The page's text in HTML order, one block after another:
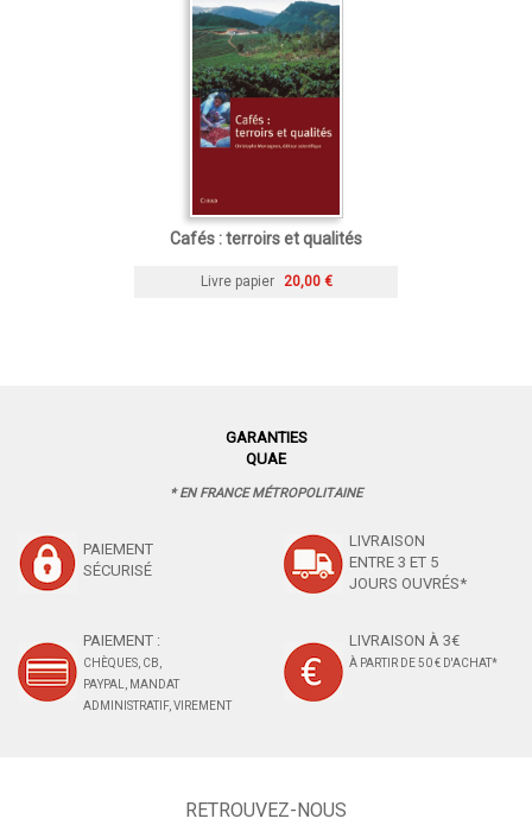
Cafés : terroirs et qualités
Livre papier 20,00 €
GARANTIES
QUAE
* EN FRANCE MÉTROPOLITAINE
PAIEMENT
SÉCURISÉ
LIVRAISON
ENTRE 3 ET 5
JOURS OUVRÉS*
PAIEMENT :
CHÈQUES, CB,
PAYPAL, MANDAT
ADMINISTRATIF, VIREMENT
LIVRAISON À 3€
À PARTIR DE 50 € D'ACHAT*
RETROUVEZ-NOUS